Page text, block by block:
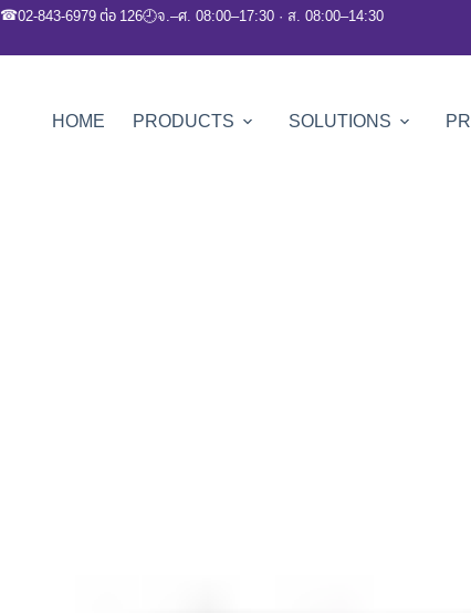
☎02-843-6979 ต่อ 126🕘จ.–ศ. 08:00–17:30 · ส. 08:00–14:30
HOME PRODUCTS SOLUTIONS